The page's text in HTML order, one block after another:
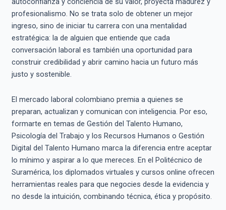
profesionalismo. No se trata solo de obtener un mejor
ingreso, sino de iniciar tu carrera con una mentalidad
estratégica: la de alguien que entiende que cada
conversación laboral es también una oportunidad para
construir credibilidad y abrir camino hacia un futuro más
justo y sostenible.
El mercado laboral colombiano premia a quienes se
preparan, actualizan y comunican con inteligencia. Por eso,
formarte en temas de Gestión del Talento Humano,
Psicología del Trabajo y los Recursos Humanos o Gestión
Digital del Talento Humano marca la diferencia entre aceptar
lo mínimo y aspirar a lo que mereces. En el Politécnico de
Suramérica, los diplomados virtuales y cursos online ofrecen
herramientas reales para que negocies desde la evidencia y
no desde la intuición, combinando técnica, ética y propósito.